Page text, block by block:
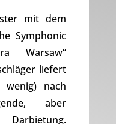
mit dem
Symphonic
Warsaw“
liefert
nach
aber